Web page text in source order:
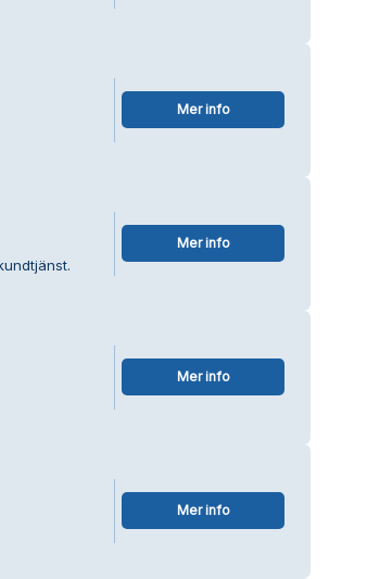
Mer info
Mer info
Mer info
Mer info